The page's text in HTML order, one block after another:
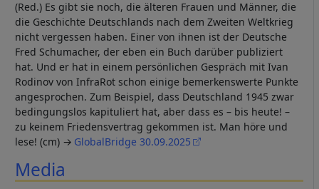
(Red.) Es gibt sie noch, die älteren Frauen und Männer, die
die Geschichte Deutschlands nach dem Zweiten Weltkrieg
nicht vergessen haben. Einer von ihnen ist der Deutsche
Fred Schumacher, der eben ein Buch darüber publiziert
hat. Und er hat in einem persönlichen Gespräch mit Ivan
Rodinov von InfraRot schon einige bemerkenswerte Punkte
angesprochen. Zum Beispiel, dass Deutschland 1945 zwar
bedingungslos kapituliert hat, aber dass es – bis heute! –
zu keinem Friedensvertrag gekommen ist. Man höre und
lese! (cm)
GlobalBridge 30.09.2025
Media